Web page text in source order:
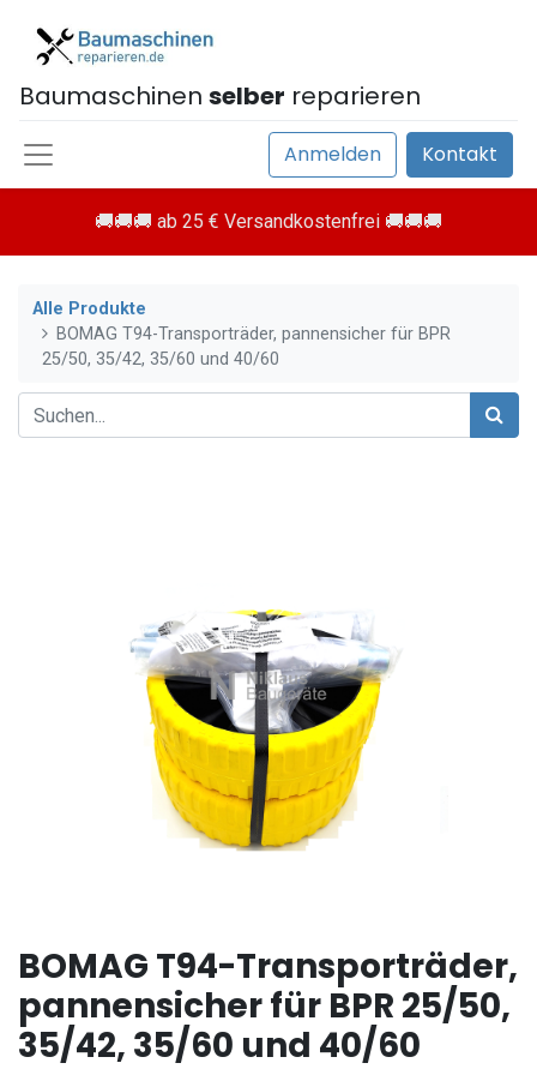
Baumaschinen selber reparieren
Anmelden Kontakt
🚚🚚🚚 ab 25 € Versandkostenfrei 🚚🚚🚚
Alle Produkte
BOMAG T94-Transporträder, pannensicher für BPR
25/50, 35/42, 35/60 und 40/60
BOMAG T94-Transporträder,
pannensicher für BPR 25/50,
35/42, 35/60 und 40/60